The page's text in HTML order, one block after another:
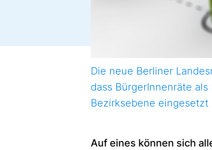
Die neue Berliner
dass BürgerInnenräte
Bezirksebene eingesetzt
Auf eines können sich